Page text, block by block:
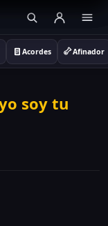
Acordes Afinador
soy tu